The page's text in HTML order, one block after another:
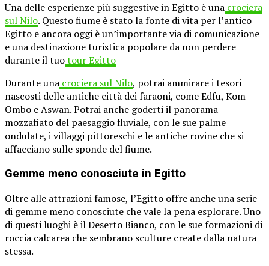
Una delle esperienze più suggestive in Egitto è una crociera
sul Nilo. Questo fiume è stato la fonte di vita per l’antico
Egitto e ancora oggi è un’importante via di comunicazione
e una destinazione turistica popolare da non perdere
durante il tuotour Egitto
Durante una crociera sul Nilo, potrai ammirare i tesori
nascosti delle antiche città dei faraoni, come Edfu, Kom
Ombo e Aswan. Potrai anche goderti il panorama
mozzafiato del paesaggio fluviale, con le sue palme
ondulate, i villaggi pittoreschi e le antiche rovine che si
affacciano sulle sponde del fiume.
Gemme meno conosciute in Egitto
Oltre alle attrazioni famose, l’Egitto offre anche una serie
di gemme meno conosciute che vale la pena esplorare. Uno
di questi luoghi è il Deserto Bianco, con le sue formazioni di
roccia calcarea che sembrano sculture create dalla natura
stessa.